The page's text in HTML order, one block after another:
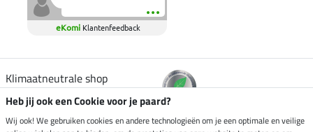
eKomi Klantenfeedback
Klimaatneutrale shop
Verzending per
Heb jij ook een Cookie voor je paard?
Wij ook! We gebruiken cookies en andere technologieën om je een optimale en veilige